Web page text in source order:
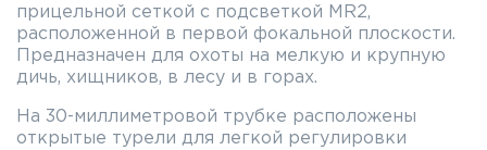
прицельной сеткой с подсветкой MR2,
расположенной в первой фокальной плоскости.
Предназначен для охоты на мелкую и крупную
дичь, хищников, в лесу и в горах.
На 30-миллиметровой трубке расположены
открытые турели для легкой регулировки